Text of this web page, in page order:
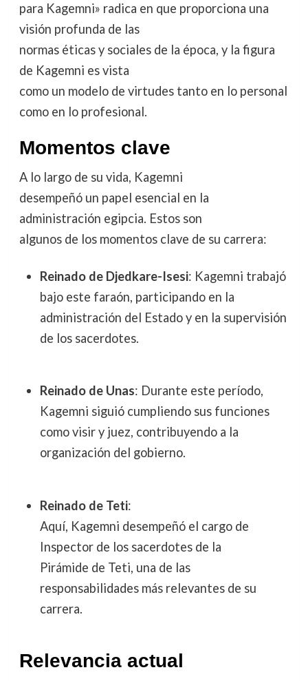
para Kagemni» radica en que proporciona una
visión profunda de las
normas éticas y sociales de la época, y la figura
de Kagemni es vista
como un modelo de virtudes tanto en lo personal
como en lo profesional.
Momentos clave
A lo largo de su vida, Kagemni
desempeñó un papel esencial en la
administración egipcia. Estos son
algunos de los momentos clave de su carrera:
Reinado de Djedkare-Isesi: Kagemni trabajó
bajo este faraón, participando en la
administración del Estado y en la supervisión
de los sacerdotes.
Reinado de Unas: Durante este período,
Kagemni siguió cumpliendo sus funciones
como visir y juez, contribuyendo a la
organización del gobierno.
Reinado de Teti:
Aquí, Kagemni desempeñó el cargo de
Inspector de los sacerdotes de la
Pirámide de Teti, una de las
responsabilidades más relevantes de su
carrera.
Relevancia actual